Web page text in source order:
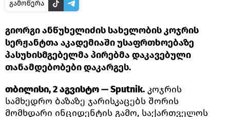
გამოწერა
გიორგი ანწუხელიძის სახელობის კოჯრის
სერჟანტთა აკადემიაში უსაფრთხოებაზე
პასუხისმგებელმა პირებმა დაკავებული
თანამდებობები დაკარგეს.
თბილისი, 2 აგვისტო — Sputnik. კოჯრის
სამხედრო ბაზაზე ჯარისკაცებს შორის
მომხდარი ინციდენტის გამო, საქართველოს